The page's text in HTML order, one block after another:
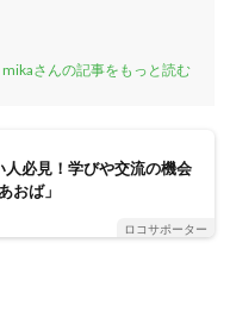
mikaさんの記事をもっと読む
必見！学びや交流の機会
おば」
ロコサポーター